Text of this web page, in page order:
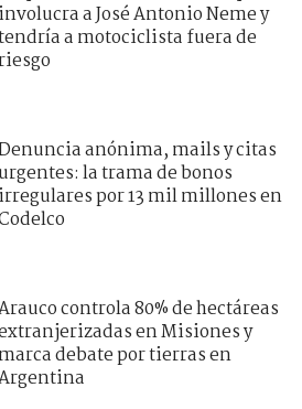
involucra a José Antonio Neme y
a motociclista fuera de
riesgo
anónima, mails y citas
urgentes: la trama de bonos
irregulares por 13 mil millones en
controla 80% de hectáreas
en Misiones y
marca debate por tierras en